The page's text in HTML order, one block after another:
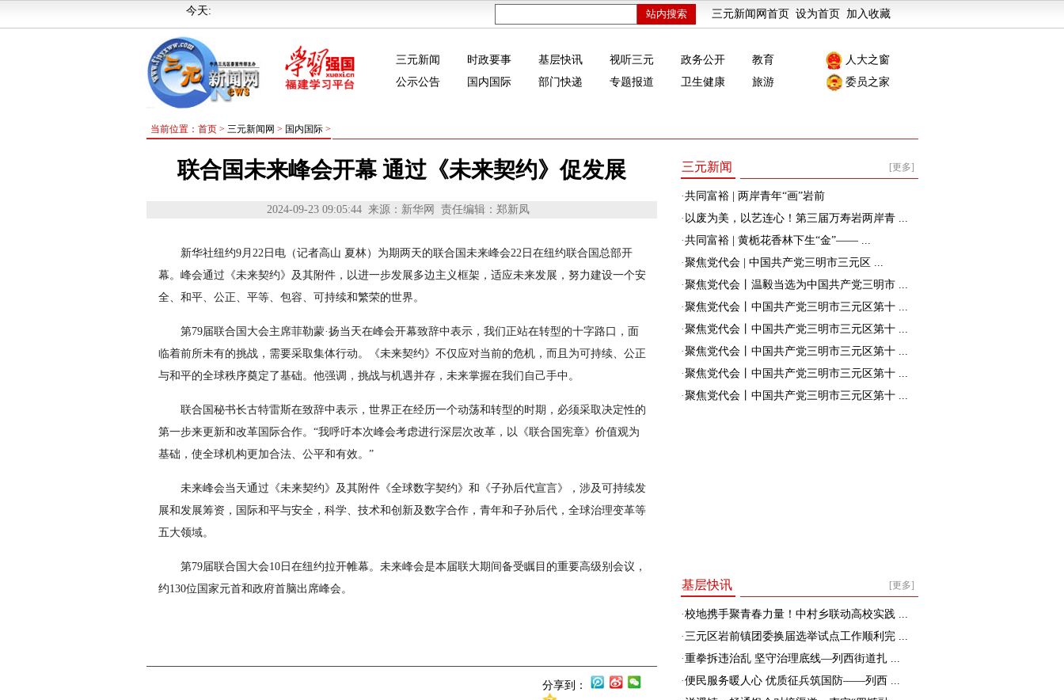
今天: 三元新闻网首页 设为首页 加入收藏
三元新闻 时政要事 基层快讯 视听三元 政务公开 教育
人大之窗
公示公告
国内国际 部门快递 专题报道 卫生健康 旅游 委员之家
当前位置：首页 > 三元新闻网 > 国内国际>
联合国未来峰会开幕 通过《未来契约》促发展
2024-09-23 09:05:44 来源：新华网 责任编辑：郑新凤
新华社纽约9月22日电（记者高山 夏林）为期两天的联合国未来峰会22日在纽约联合国总部开
幕。峰会通过《未来契约》及其附件，以进一步发展多边主义框架，适应未来发展，努力建设一个安
全、和平、公正、平等、包容、可持续和繁荣的世界。
第79届联合国大会主席菲勒蒙·扬当天在峰会开幕致辞中表示，我们正站在转型的十字路口，面
临着前所未有的挑战，需要采取集体行动。《未来契约》不仅应对当前的危机，而且为可持续、公正
与和平的全球秩序奠定了基础。他强调，挑战与机遇并存，未来掌握在我们自己手中。
联合国秘书长古特雷斯在致辞中表示，世界正在经历一个动荡和转型的时期，必须采取决定性的
第一步来更新和改革国际合作。“我呼吁本次峰会考虑进行深层次改革，以《联合国宪章》价值观为
基础，使全球机构更加合法、公平和有效。”
未来峰会当天通过《未来契约》及其附件《全球数字契约》和《子孙后代宣言》，涉及可持续发
展和发展筹资，国际和平与安全，科学、技术和创新及数字合作，青年和子孙后代，全球治理变革等
五大领域。
第79届联合国大会10日在纽约拉开帷幕。未来峰会是本届联大期间备受瞩目的重要高级别会议，
约130位国家元首和政府首脑出席峰会。
分享到：
[更多]
三元新闻
·共同富裕 | 两岸青年“画”岩前
· 以废为美，以艺连心！第三届万寿岩两岸青 ...
·共同富裕 | 黄栀花香林下生“金”—— ...
·聚焦党代会 | 中国共产党三明市三元区 ...
·聚焦党代会丨温毅当选为中国共产党三明市 ...
·聚焦党代会丨中国共产党三明市三元区第十 ...
·聚焦党代会丨中国共产党三明市三元区第十 ...
·聚焦党代会丨中国共产党三明市三元区第十 ...
·聚焦党代会丨中国共产党三明市三元区第十 ...
·聚焦党代会丨中国共产党三明市三元区第十 ...
[更多]
基层快讯
·校地携手聚青春力量！中村乡联动高校实践 ...
·三元区岩前镇团委换届选举试点工作顺利完 ...
·重拳拆违治乱 坚守治理底线—列西街道扎 ...
·便民服务暖人心 优质征兵筑国防——列西 ...